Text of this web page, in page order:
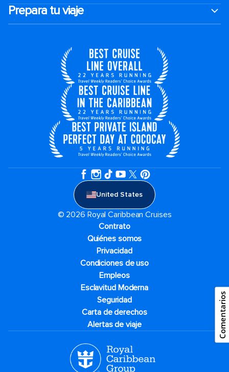
Prepara tu viaje
United States
© 2026 Royal Caribbean Cruises
Contrato
Quiénes somos
Privacidad
Condiciones de uso
Empleos
Esclavitud Moderna
Seguridad
Carta de derechos
Alertas de viaje
Comentarios